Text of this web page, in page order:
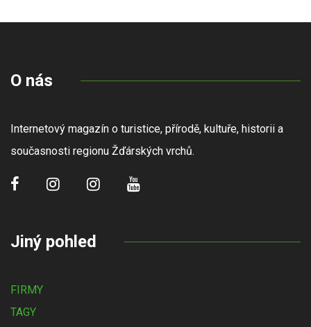
O nás
Internetový magazín o turistice, přírodě, kultuře, historii a
současnosti regionu Žďárských vrchů.
Jiný pohled
FIRMY
TAGY